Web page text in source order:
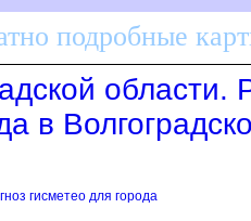
подробные
области.
в
гисметео для города